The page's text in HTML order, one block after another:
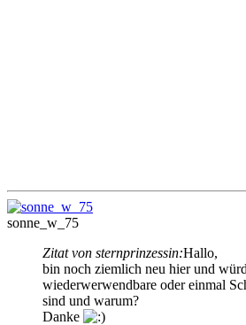
sonne_w_75
Zitat von sternprinzessin:Hallo,
bin noch ziemlich neu hier und
wiederwerwendbare oder einmal
sind und warum?
Danke